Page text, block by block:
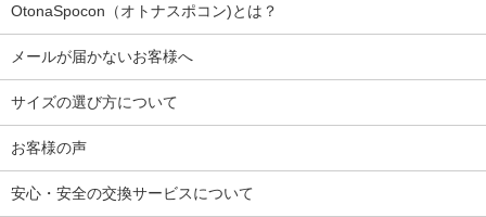
OtonaSpocon（オトナスポコン)とは？
メールが届かないお客様へ
サイズの選び方について
お客様の声
安心・安全の交換サービスについて